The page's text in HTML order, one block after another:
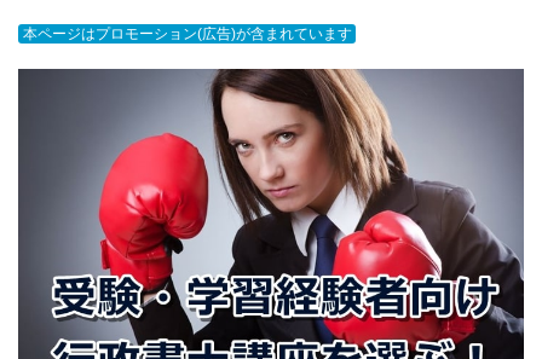
本ページはプロモーション(広告)が含まれています